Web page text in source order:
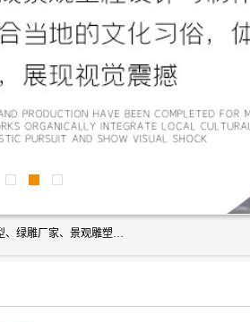
宿迁净澜天景观工程有限公司经营范围包括草雕、植物雕塑、景区绿雕、国庆绿雕、绿雕造型、绿雕厂家、景观雕塑工程设计、施工;绿化工程设计、施工、养护;绿化苗木、盆景种植、销售;是一家大型立体花坛草雕绿雕、五色草造型绿雕，仿真植物绿雕、稻草人工艺品、不锈钢雕塑等策划制作厂家，提供绿雕设计，制作,加工，及安装一站式服务。